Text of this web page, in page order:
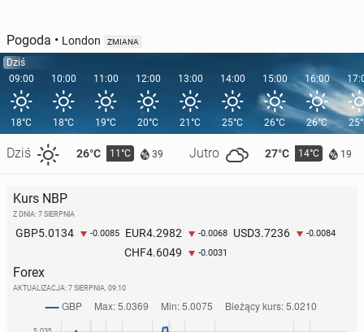
Pogoda • London ZMIANA
Dziś
09:00
18°C
Dziś 26°C 11°C 39 Jutro 27°C 14°C 19
10:00
18°C
11:00
19°C
12:00
20°C
13:00
21°C
14:00
25°C
15:00
26°C
16:00
26°C
Kurs NBP
Z DNIA: 7 SIERPNIA
GBP5.0134 -0.0085 EUR4.2982 -0.0068 USD3.7236 -0.0084
CHF4.6049 -0.0031
Forex
AKTUALIZACJA: 7 SIERPNIA, 09:10